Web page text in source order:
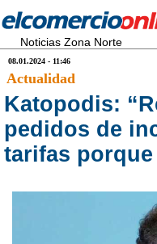
Noticias Zona Norte
08.01.2024 - 11:46
Actualidad
Katopodis:
pedidos de
tarifas